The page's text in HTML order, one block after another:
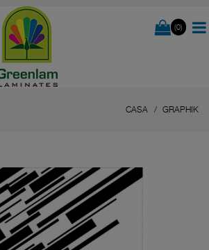
(0)
CASA GRAPHIK